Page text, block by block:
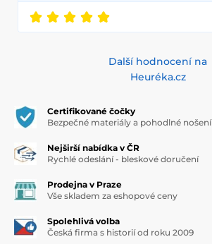
Další hodnocení na
Heuréka.cz
Certifikované čočky
Bezpečné materiály a pohodlné nošení
Nejširší nabídka v ČR
Rychlé odeslání - bleskové doručení
Prodejna v Praze
Vše skladem za eshopové ceny
Spolehlivá volba
Česká firma s historií od roku 2009